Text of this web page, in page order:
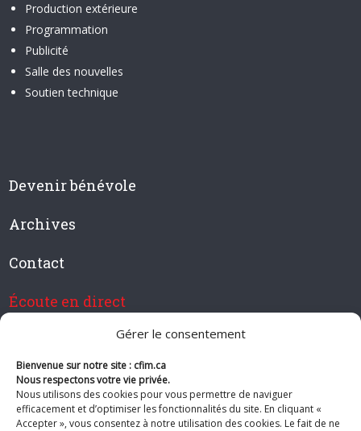
Gérer le consentement
Bienvenue sur notre site : cfim.ca
Nous respectons votre vie privée.
Nous utilisons des cookies pour vous permettre de naviguer
efficacement et d’optimiser les fonctionnalités du site. En cliquant «
Accepter », vous consentez à notre utilisation des cookies. Le fait de ne
Production extérieure
Programmation
Publicité
Salle des nouvelles
Soutien technique
Devenir bénévole
Archives
Contact
Écoute en direct
Devenir membre de CFIM